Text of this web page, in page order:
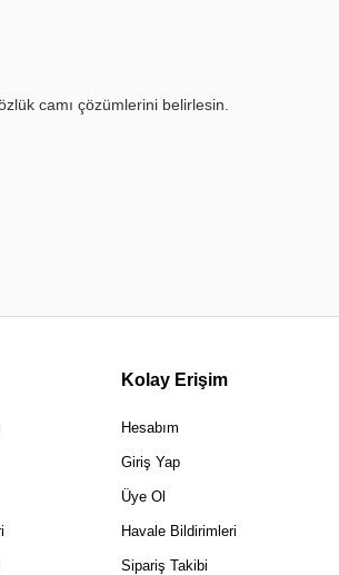
camı çözümlerini belirlesin.
Kolay Erişim
Hesabım
Giriş Yap
Üye Ol
Havale Bildirimleri
Sipariş Takibi